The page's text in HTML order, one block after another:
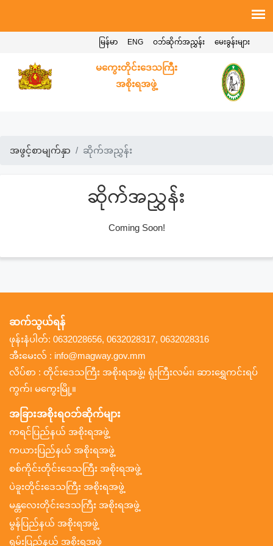
မေးခွန်းများ
ဝဘ်ဆိုက်အညွှန်း
ENG
မြန်မာ
မကွေးတိုင်းဒေသကြီး
အစိုးရအဖွဲ့
အဖွင့်စာမျက်နှာ ဆိုက်အညွှန်း
ဆိုက်အညွှန်း
Coming Soon!
ဆက်သွယ်ရန်
ဖုန်းနံပါတ်: 0632028656, 0632028317, 0632028316
အီးမေးလ် : info@magway.gov.mm
လိပ်စာ : တိုင်းဒေသကြီး အစိုးရအဖွဲ့၊ ရုံးကြီးလမ်း၊ ဆားရွှေကင်းရပ်
ကွက်၊ မကွေးမြို့။
အခြားအစိုးရဝဘ်ဆိုက်များ
ကရင်ပြည်နယ် အစိုးရအဖွဲ့
ကယားပြည်နယ် အစိုးရအဖွဲ့
စစ်ကိုင်းတိုင်းဒေသကြီး အစိုးရအဖွဲ့
ပဲခူးတိုင်းဒေသကြီး အစိုးရအဖွဲ့
မန္တလေးတိုင်းဒေသကြီး အစိုးရအဖွဲ့
မွန်ပြည်နယ် အစိုးရအဖွဲ့
ရှမ်းပြည်နယ် အစိုးရအဖွဲ့